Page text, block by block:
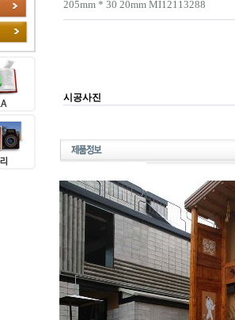
205mm * 30 20mm MI12113288
시공사진